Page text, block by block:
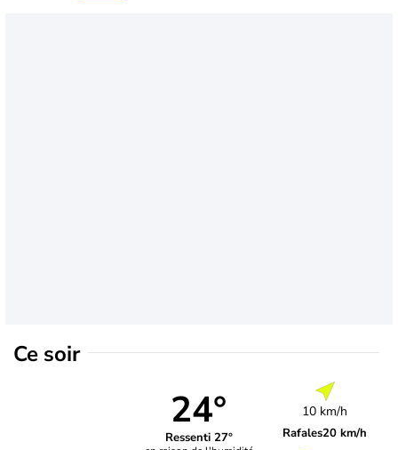
Ce soir
24°
Ressenti 27°
10 km/h
Rafales20 km/h